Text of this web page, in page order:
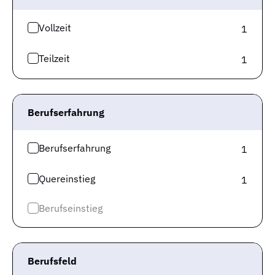
Vollzeit 1
Teilzeit 1
Berufserfahrung
Berufserfahrung 1
Quereinstieg 1
Berufseinstieg
Berufsfeld
Der Jobagent versorgt dich per E-Mail mit neuen
Stellenangeboten entsprechend deiner Suche und
weiteren allgemeinen Informationen zur Job-Suche.
Du kannst den Jobagenten selbstverständlich
jederzeit wieder abbestellen.
E-Mail-Adresse
© 2008-2026 Gute-Jobs.de und Jobspreader sind Services der Wollmilchsau GmbH